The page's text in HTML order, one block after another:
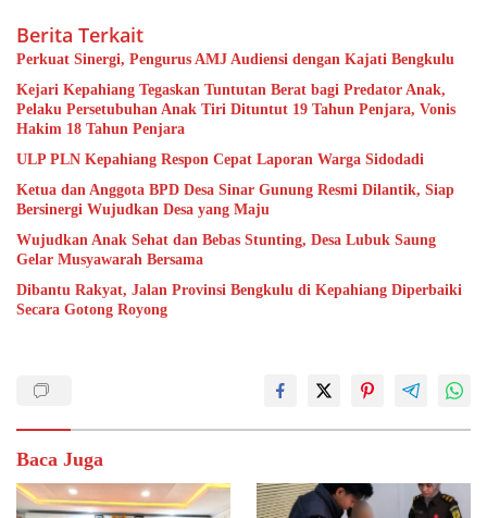
Berita Terkait
Perkuat Sinergi, Pengurus AMJ Audiensi dengan Kajati Bengkulu
Kejari Kepahiang Tegaskan Tuntutan Berat bagi Predator Anak,
Pelaku Persetubuhan Anak Tiri Dituntut 19 Tahun Penjara, Vonis
Hakim 18 Tahun Penjara
ULP PLN Kepahiang Respon Cepat Laporan Warga Sidodadi
Ketua dan Anggota BPD Desa Sinar Gunung Resmi Dilantik, Siap
Bersinergi Wujudkan Desa yang Maju
Wujudkan Anak Sehat dan Bebas Stunting, Desa Lubuk Saung
Gelar Musyawarah Bersama
Dibantu Rakyat, Jalan Provinsi Bengkulu di Kepahiang Diperbaiki
Secara Gotong Royong
Baca Juga